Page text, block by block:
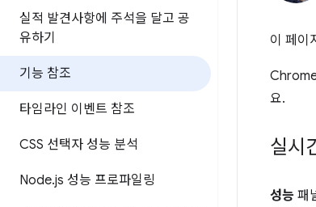
실적 발견사항에 주석을 달고 공
유하기
기능 참조
타임라인 이벤트 참조
CSS 선택자 성능 분석
Node.js 성능 프로파일링
이 페이
요.
실시
성능 패